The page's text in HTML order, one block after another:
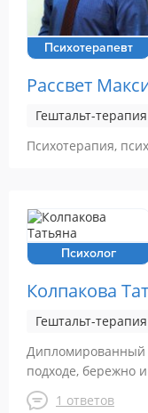
Психотерапевт
Рассвет
Гештальт-терапия
Психотерапия,
Психолог
Колпакова
Гештальт-терапия
Дипломированный
подходе, бережно
1 ответов